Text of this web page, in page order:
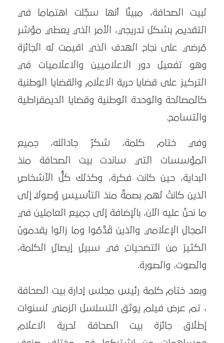
لبيت الصحافة، مبينًا أنها سجّلت اهتماما في
التقديم بشكل تدريجي، الأمر الذي يعطي مؤشر
مُرضي على نجاح الهدف الذي اقيمت له الجائزة
وهو تفعيل دور الاعلاميين والاعلاميات في
التركيز على قضايا حرية الاعلام والقضايا الوطنية
كالمصالحة والوحدة الوطنية وقضايا الديمقراطية
والتسامح.
وفي ختام كلمة، شكرّ جادالله، جميع
المؤسسات التي ساندت بيت الصحافة منذ
البداية، حين كانت فكرة، وكذلك كلُّ الأشخاصِ
الذين كانتْ لهم بصمةٌ منذ التأسيسِ وُصولاً إلى
ما نحنُ عليه الآن، بالإضافة إلى جميع العاملين في
المجالِ الإعلامي والذين قَدَّمُوا وما زالوا يقدمونَ
الكثيرَ من التضحياتِ في سبيلِ إيصالِ الكلمة،
والصوت، والصورة.
وبعد ختام كلمة رئيس مجلس إدارة بيت الصحافة
، تم عرض فيلم يوثق التسلسل الزمني لسنوات
إطلاق جائزة بيت الصحافة لحرية الاعلام